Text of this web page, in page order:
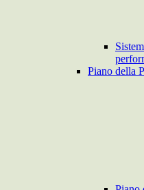
Piano della